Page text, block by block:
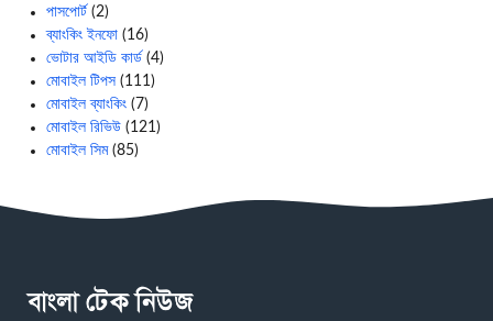
পাসপোর্ট (2)
ব্যাংকিং ইনফো (16)
ভোটার আইডি কার্ড (4)
মোবাইল টিপস (111)
মোবাইল ব্যাংকিং (7)
মোবাইল রিভিউ (121)
মোবাইল সিম(85)